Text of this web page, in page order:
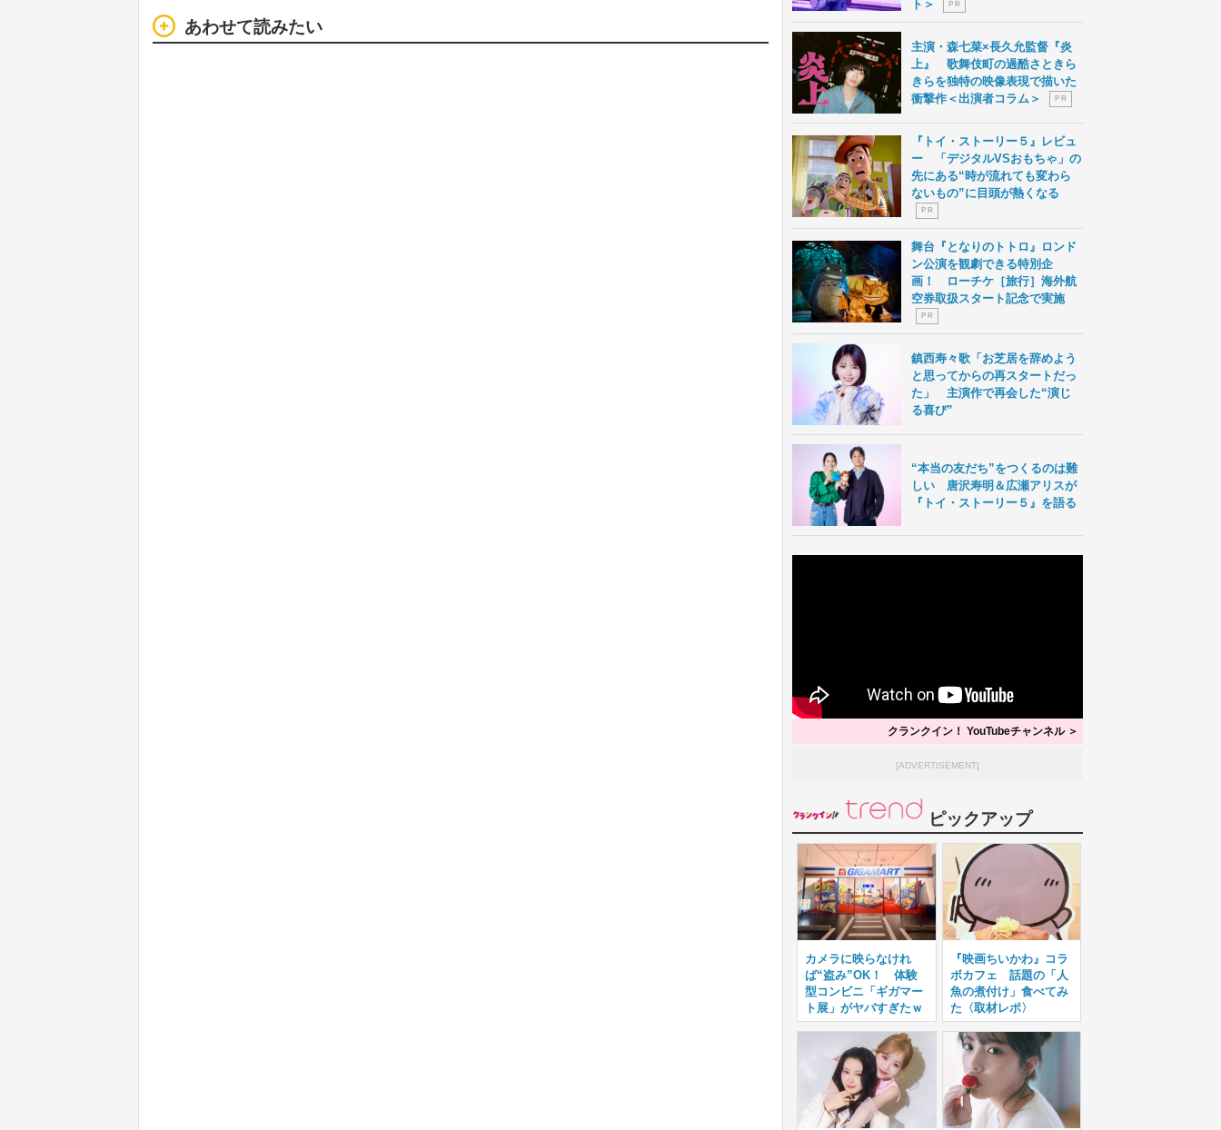
あわせて読みたい
ト＞
P R
主演・森七菜×長久允監督『炎
上』 歌舞伎町の過酷さときら
きらを独特の映像表現で描いた
衝撃作＜出演者コラム＞
P R
『トイ・ストーリー５』レビュ
ー 「デジタルVSおもちゃ」の
先にある“時が流れても変わら
ないもの”に目頭が熱くなる
P R
舞台『となりのトトロ』ロンド
ン公演を観劇できる特別企
画！ ローチケ［旅行］海外航
空券取扱スタート記念で実施
P R
鎮西寿々歌「お芝居を辞めよう
と思ってからの再スタートだっ
た」 主演作で再会した“演じ
る喜び”
“本当の友だち”をつくるのは難
しい 唐沢寿明＆広瀬アリスが
『トイ・ストーリー５』を語る
クランクイン！ YouTubeチャンネル ＞
[ADVERTISEMENT]
ピックアップ
カメラに映らなけれ
ば“盗み”OK！ 体験
型コンビニ「ギガマー
ト展」がヤバすぎたｗ
『映画ちいかわ』コラ
ボカフェ 話題の「人
魚の煮付け」食べてみ
た〈取材レポ〉